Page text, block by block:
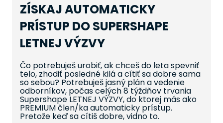
ZÍSKAJ AUTOMATICKY
PRÍSTUP DO SUPERSHAPE
LETNEJ VÝZVY
Čo potrebuješ urobiť, ak chceš do leta spevniť
telo, zhodiť posledné kilá a cítiť sa dobre sama
so sebou? Potrebuješ jasný plán a vedenie
odborníkov, počas celých 8 týždňov trvania
Supershape LETNEJ VÝZVY, do ktorej más ako
PREMIUM člen/ka automaticky prístup.
Pretože keď sa cítiš dobre, vidno to.